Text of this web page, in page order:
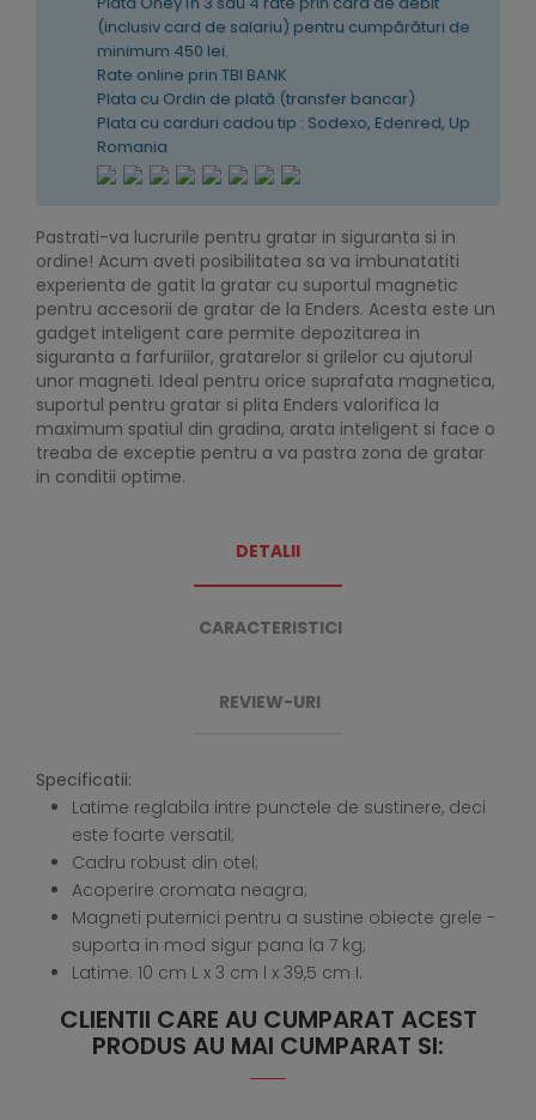
(inclusiv card de salariu) pentru cumpărături de
minimum 450 lei.
Rate online prin TBI BANK
Plata cu Ordin de plată (transfer bancar)
Plata cu carduri cadou tip : Sodexo, Edenred, Up
Romania
Pastrati-va lucrurile pentru gratar in siguranta si in
ordine! Acum aveti posibilitatea sa va imbunatatiti
experienta de gatit la gratar cu suportul magnetic
pentru accesorii de gratar de la Enders. Acesta este un
gadget inteligent care permite depozitarea in
siguranta a farfuriilor, gratarelor si grilelor cu ajutorul
unor magneti. Ideal pentru orice suprafata magnetica,
suportul pentru gratar si plita Enders valorifica la
maximum spatiul din gradina, arata inteligent si face o
treaba de exceptie pentru a va pastra zona de gratar
in conditii optime.
DETALII
CARACTERISTICI
REVIEW-URI
Specificatii:
Latime reglabila intre punctele de sustinere, deci
este foarte versatil;
Cadru robust din otel;
Acoperire cromata neagra;
Magneti puternici pentru a sustine obiecte grele -
suporta in mod sigur pana la 7 kg;
Latime: 10 cm L x 3 cm l x 39,5 cm I.
CLIENTII CARE AU CUMPARAT ACEST
PRODUS AU MAI CUMPARAT SI: